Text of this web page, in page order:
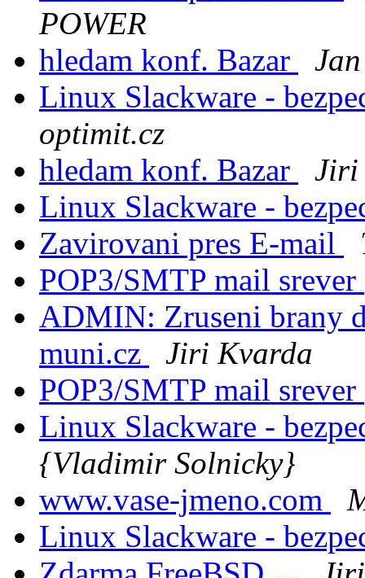
POWER
hledam konf. Bazar
Linux Slackware -
optimit.cz
hledam konf. Bazar
Jiri
Linux Slackware -
Zavirovani pres E-mail
POP3/SMTP mail srever
ADMIN: Zruseni brany
muni.cz
Jiri Kvarda
POP3/SMTP mail srever
Linux Slackware -
{Vladimir Solnicky}
www.vase-jmeno.com
Linux Slackware -